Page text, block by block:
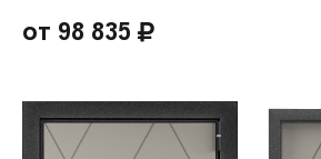
от 98 835